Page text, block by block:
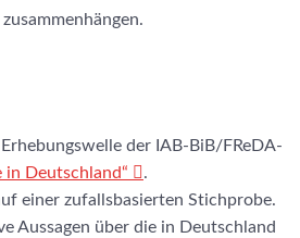
der IAB-BiB/FReDA-
in Deutschland“
.
einer zufallsbasierten Stichprobe.
Aussagen über die in Deutschland